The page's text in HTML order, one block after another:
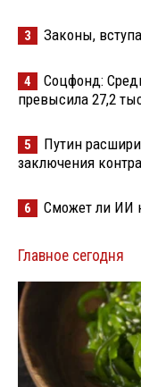
3 Законы,
4
Соцфонд:
превысила 27,2
5
Путин
заключения
6 Сможет ли ИИ
Главное сегодня